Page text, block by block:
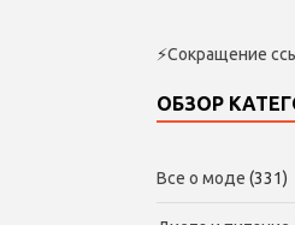
⚡Сокращение
ОБЗОР
Все о моде (331)